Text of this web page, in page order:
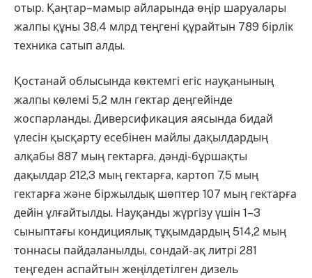
отыр. Қаңтар–мамыр айларында өңір шаруалары
жалпы құны 38,4 млрд теңгені құрайтын 789 бірлік
техника сатып алды.
Қостанай облысында көктемгі егіс науқанының
жалпы көлемі 5,2 млн гектар деңгейінде
жоспарланды. Диверсификация аясында бидай
үлесін қысқарту есебінен майлы дақылдардың
алқабы 887 мың гектарға, дәнді-бұршақты
дақылдар 212,3 мың гектарға, картоп 7,5 мың
гектарға және біржылдық шөптер 107 мың гектарға
дейін ұлғайтылды. Науқанды жүргізу үшін 1–3
сыныптағы кондициялық тұқымдардың 514,2 мың
тоннасы пайдаланылды, сондай-ақ литрі 281
теңгеден аспайтын жеңілдетілген дизель